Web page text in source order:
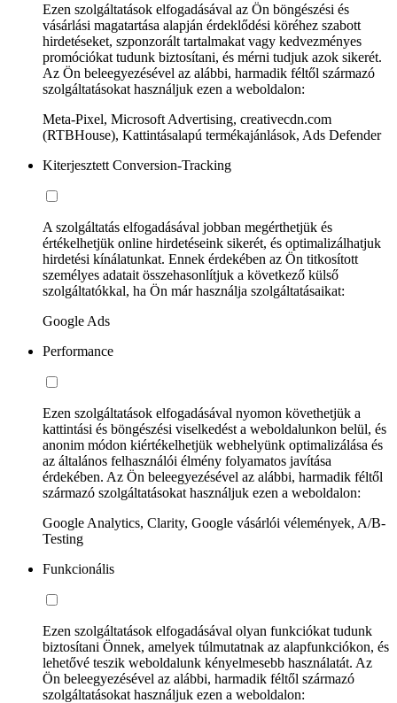
Ezen szolgáltatások elfogadásával az Ön böngészési és
vásárlási magatartása alapján érdeklődési köréhez szabott
hirdetéseket, szponzorált tartalmakat vagy kedvezményes
promóciókat tudunk biztosítani, és mérni tudjuk azok sikerét.
Az Ön beleegyezésével az alábbi, harmadik féltől származó
szolgáltatásokat használjuk ezen a weboldalon:
Meta-Pixel, Microsoft Advertising, creativecdn.com
(RTBHouse), Kattintásalapú termékajánlások, Ads Defender
Kiterjesztett Conversion-Tracking
A szolgáltatás elfogadásával jobban megérthetjük és
értékelhetjük online hirdetéseink sikerét, és optimalizálhatjuk
hirdetési kínálatunkat. Ennek érdekében az Ön titkosított
személyes adatait összehasonlítjuk a következő külső
szolgáltatókkal, ha Ön már használja szolgáltatásaikat:
Google Ads
Performance
Ezen szolgáltatások elfogadásával nyomon követhetjük a
kattintási és böngészési viselkedést a weboldalunkon belül, és
anonim módon kiértékelhetjük webhelyünk optimalizálása és
az általános felhasználói élmény folyamatos javítása
érdekében. Az Ön beleegyezésével az alábbi, harmadik féltől
származó szolgáltatásokat használjuk ezen a weboldalon:
Google Analytics, Clarity, Google vásárlói vélemények, A/B-
Testing
Funkcionális
Ezen szolgáltatások elfogadásával olyan funkciókat tudunk
biztosítani Önnek, amelyek túlmutatnak az alapfunkciókon, és
lehetővé teszik weboldalunk kényelmesebb használatát. Az
Ön beleegyezésével az alábbi, harmadik féltől származó
szolgáltatásokat használjuk ezen a weboldalon: